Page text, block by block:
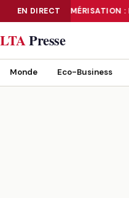
EN DIRECTNUMÉRISATION :
NUMÉRISATION : LE DATA
LTAPresse
Monde Eco-Business